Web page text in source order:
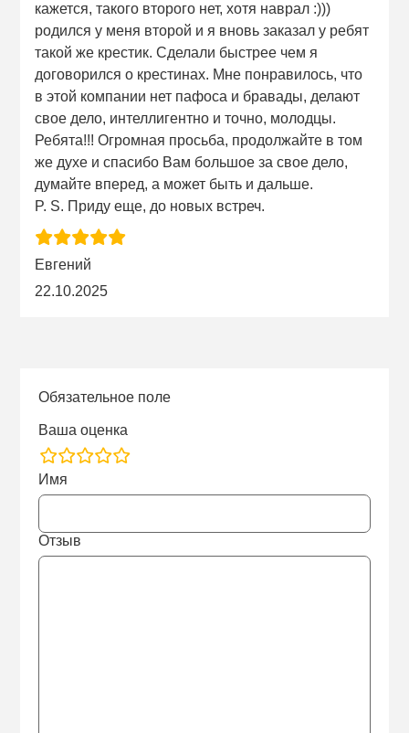
кажется, такого второго нет, хотя наврал :)))
родился у меня второй и я вновь заказал у ребят
такой же крестик. Сделали быстрее чем я
договорился о крестинах. Мне понравилось, что
в этой компании нет пафоса и бравады, делают
свое дело, интеллигентно и точно, молодцы.
Ребята!!! Огромная просьба, продолжайте в том
же духе и спасибо Вам большое за свое дело,
думайте вперед, а может быть и дальше.
P. S. Приду еще, до новых встреч.
Евгений
22.10.2025
Обязательное поле
Ваша оценка
rating
fields
Имя
Отзыв